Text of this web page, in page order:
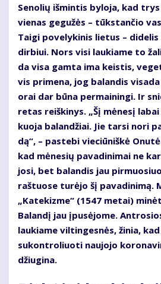
Se­no­lių iš­min­tis by­lo­ja, kad
vie­nas ge­gu­žės – tūks­tan­čio
Tai­gi po­ve­ly­ki­nis lie­tus –
dir­biui. Nors vi­si lau­kia­me to
da vi­sa gam­ta ima keis­tis,
vis pri­me­na, jog ba­lan­dis
orai dar bū­na per­mai­nin­gi. Ir
re­tas reiš­ki­nys. „Šį mė­ne­sį
kuo­ja ba­lan­džiai. Jie tar­si no­ri
dą“, – pa­ste­bi vie­ciū­niš­kė
kad mė­ne­sių pa­va­di­ni­mai ne
jo­si, bet ba­lan­dis jau
raš­tuo­se tu­rė­jo šį pa­va­di­ni­mą.
„Ka­te­kiz­me“ (1547 me­tai)
Ba­lan­dį jau įpu­sė­jo­me.
lau­kia­me vil­tin­ges­nės, ži­nia,
su­kon­tro­liuo­ti nau­jo­jo
džiu­gi­na.